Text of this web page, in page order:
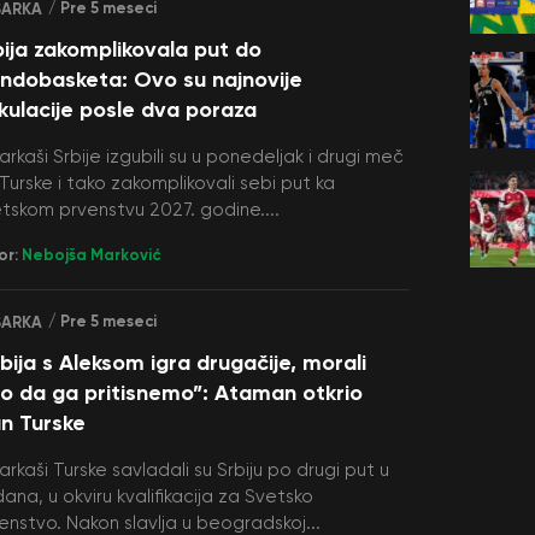
/ Pre 5 meseci
zakomplikovala put do
Ovo su najnovije
posle dva poraza
Srbije izgubili su u ponedeljak i drugi meč
i tako zakomplikovali sebi put ka
prvenstvu 2027. godine....
Nebojša Marković
/ Pre 5 meseci
s Aleksom igra drugačije, morali
da ga pritisnemo”: Ataman otkrio
Turske
Turske savladali su Srbiju po drugi put u
u okviru kvalifikacija za Svetsko
Nakon slavlja u beogradskoj...